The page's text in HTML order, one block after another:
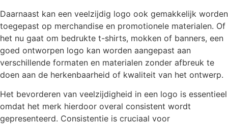
Daarnaast kan een veelzijdig logo ook gemakkelijk worden
toegepast op merchandise en promotionele materialen. Of
het nu gaat om bedrukte t-shirts, mokken of banners, een
goed ontworpen logo kan worden aangepast aan
verschillende formaten en materialen zonder afbreuk te
doen aan de herkenbaarheid of kwaliteit van het ontwerp.
Het bevorderen van veelzijdigheid in een logo is essentieel
omdat het merk hierdoor overal consistent wordt
gepresenteerd. Consistentie is cruciaal voor